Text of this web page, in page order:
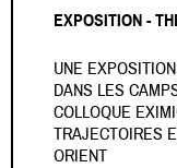
EXPOSITION -
UNE
DANS LES
COLLOQUE
TRAJECTOIRES
ORIENT